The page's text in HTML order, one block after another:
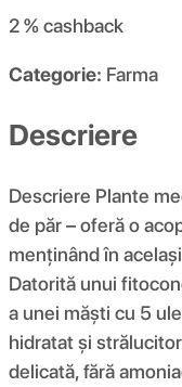
2 %cashback
Categorie: Farma
Descriere
Descriere Plante
de păr – oferă o
menținând în
Datorită unui
a unei măști cu 5
hidratat și
delicată, fără